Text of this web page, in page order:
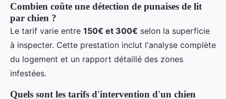
Combien coûte une détection de punaises de lit
par chien ?
Le tarif varie entre 150€ et 300€ selon la superficie
à inspecter. Cette prestation inclut l'analyse complète
du logement et un rapport détaillé des zones
infestées.
Quels sont les tarifs d'intervention d'un chien